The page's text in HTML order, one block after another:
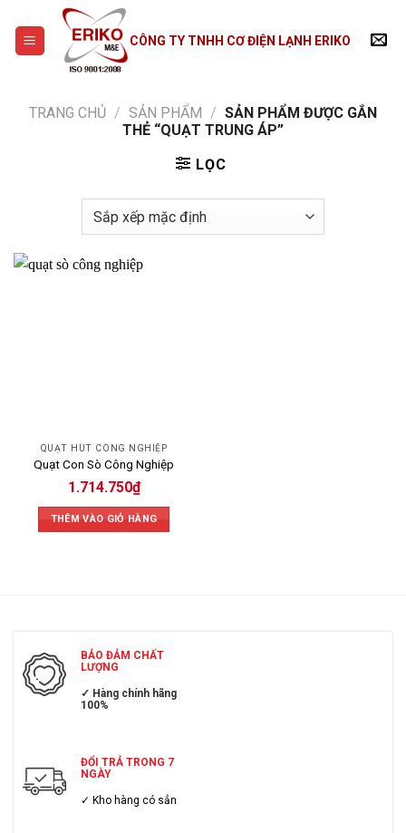
content
CÔNG TY TNHH CƠ ĐIỆN LẠNH ERIKO
TRANG CHỦ / SẢN PHẨM / SẢN PHẨM ĐƯỢC GẮN
THẺ “QUẠT TRUNG ÁP”
LỌC
QUẠT HÚT CÔNG NGHIỆP
Quạt Con Sò Công Nghiệp
1.714.750₫
THÊM VÀO GIỎ HÀNG
BẢO ĐẢM CHẤT
LƯỢNG
✓ Hàng chính hãng
100%
ĐỔI TRẢ TRONG 7
NGÀY
✓ Kho hàng có sẳn